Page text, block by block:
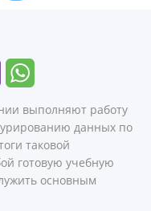
выполняют работу
данных по
таковой
готовую учебную
основным